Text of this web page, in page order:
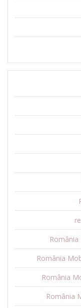
România
România
România